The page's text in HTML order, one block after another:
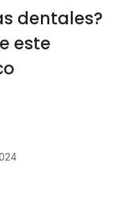
dentales?
este